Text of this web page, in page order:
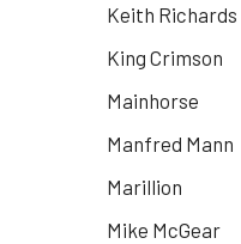
Keith Richards
King Crimson
Mainhorse
Manfred Mann
Marillion
Mike McGear